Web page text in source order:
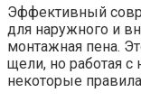
Эффективный
для наружного и
монтажная пена.
щели, но работая
некоторые